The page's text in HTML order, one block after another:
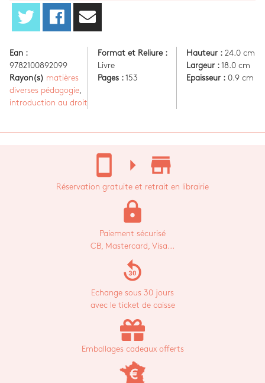
Ean :
9782100892099
Rayon(s) matières
diverses pédagogie
introduction au droit
Format et Reliure :
Livre
Pages : 153
Hauteur :24.0 cm
Largeur :18.0 cm
Epaisseur :0.9 cm
stay_current_portrait arrow_right store_mall_directory
Réservation gratuite et retrait en librairie
lock
Paiement sécurisé
CB, Mastercard, Visa...
replay_30
Echange sous 30 jours
avec le ticket de caisse
Emballages cadeaux offerts